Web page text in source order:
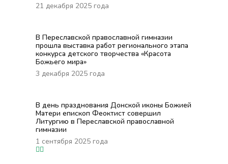
21 декабря 2025 года
В Переславской православной гимназии
прошла выставка работ регионального этапа
конкурса детского творчества «Красота
Божьего мира»
3 декабря 2025 года
В день празднования Донской иконы Божией
Матери епископ Феоктист совершил
Литургию в Переславской православной
гимназии
1 сентября 2025 года